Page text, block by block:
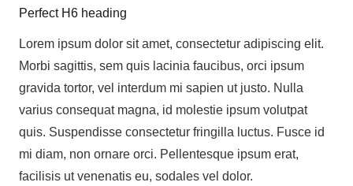
Perfect H6 heading
Lorem ipsum dolor sit amet, consectetur adipiscing elit.
Morbi sagittis, sem quis lacinia faucibus, orci ipsum
gravida tortor, vel interdum mi sapien ut justo. Nulla
varius consequat magna, id molestie ipsum volutpat
quis. Suspendisse consectetur fringilla luctus. Fusce id
mi diam, non ornare orci. Pellentesque ipsum erat,
facilisis ut venenatis eu, sodales vel dolor.